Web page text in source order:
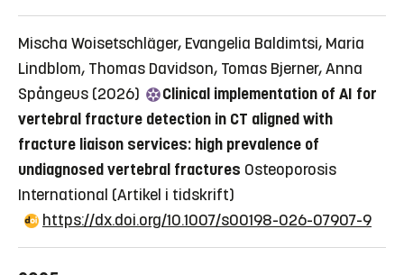
Mischa Woisetschläger, Evangelia Baldimtsi, Maria
Lindblom, Thomas Davidson, Tomas Bjerner, Anna
Spångeus (2026)
Clinical implementation of AI for
vertebral fracture detection in CT aligned with
fracture liaison services: high prevalence of
undiagnosed vertebral fractures Osteoporosis
International (Artikel i tidskrift)
https://dx.doi.org/10.1007/s00198-026-07907-9